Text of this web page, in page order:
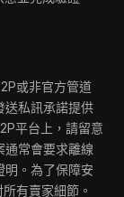
或非官方管道
送私訊承諾提供
平台上，請留意
通常會要求離線
明。為了保障安
有賣家細節。